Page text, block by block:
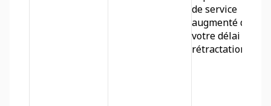
de service
augmenté de
votre délai de
rétractation.